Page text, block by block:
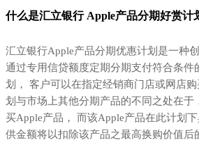
什么是汇立银行 Apple产品分期好赏计
汇立银行Apple产品分期优惠计划是一种
通过专用信贷额度定期分期支付符合条件
划， 客户可以在指定经销商门店或网店
划与市场上其他分期产品的不同之处在于
买Apple产品， 而该Apple产品在此计划
供金额将以扣除该产品之最高换购价值后